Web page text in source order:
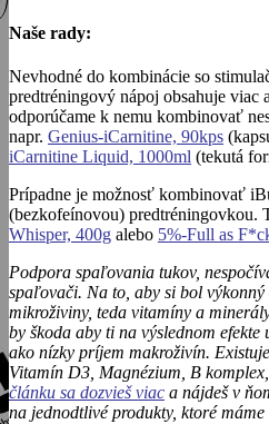
Naše rady:
Nevhodné do kombinácie so
predtréningový nápoj obsahuje viac
odporúčame k nemu kombinovať
napr. Genius-iCarnitine, 90kps
iCarnitine Liquid, 1000ml (tekutá
Prípadne je možnosť kombinovať
(bezkofeínovou) predtréningovkou.
Whisper, 400g alebo 5%-Full as
Podpora spaľovania tukov,
spaľovači. Na to, aby si bol
mikroživiny, teda vitamíny a
by škoda aby ti na výslednom
ako nízky príjem makroživín.
Vitamín D3, Magnézium, B
článku sa dozvieš viac a nájdeš v
na jednodtlivé produkty, ktoré